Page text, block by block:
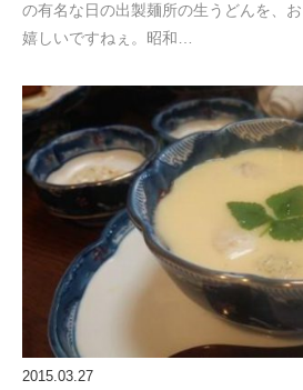
の有名な日の出製麺所の生うどんを、
嬉しいですねぇ。昭和…
2015.03.27